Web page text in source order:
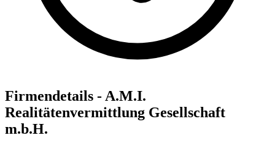
Firmendetails - A.M.I.
Realitätenvermittlung Gesellschaft
m.b.H.